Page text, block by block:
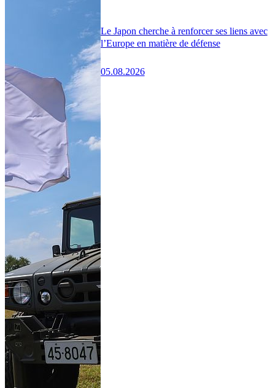
Le Japon cherche à renforcer ses liens avec
l’Europe en matière de défense
05.08.2026